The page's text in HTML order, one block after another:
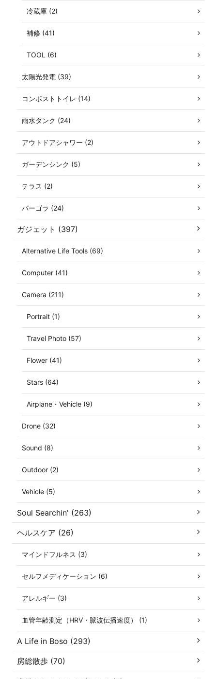
冷蔵庫 (2)
補修 (41)
TOOL (6)
太陽光発電 (39)
コンポストトイレ (14)
雨水タンク (24)
アウトドアシャワー (2)
ガーデンシンク (5)
テラス (2)
パーゴラ (24)
ガジェット (397)
Alternative Life Tools (69)
Computer (41)
Camera (211)
Portrait (1)
Travel Photo (57)
Flower (41)
Stars (64)
Airplane・Vehicle (9)
Drone (32)
Sound (8)
Outdoor (2)
Vehicle (5)
Soul Searchin' (263)
ヘルスケア (26)
マインドフルネス (3)
セルフメディケーション (6)
アレルギー (3)
血管年齢測定（HRV・脈波伝播速度） (1)
A Life in Boso (293)
房総散歩 (70)